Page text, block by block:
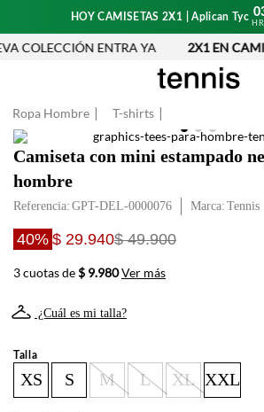
HOY CAMISETAS 2X1 | Aplican Tyc
COLECCIÓN ENTRA YA 2X1 EN
Ropa Hombre T-shirts
Camiseta con mini estampado
hombre
Referencia: GPT-DEL-0000076 Tennis
40% $ 29.940$ 49.900
3 cuotas de$ 9.980Ver más
¿Cuál es mi talla?
Talla
XS S M L XL XXL